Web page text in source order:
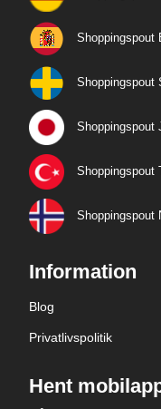
Shoppingspout
Shoppingspout
Shoppingspout
Shoppingspout
Shoppingspout
Information
Blog
Privatlivspolitik
Hent